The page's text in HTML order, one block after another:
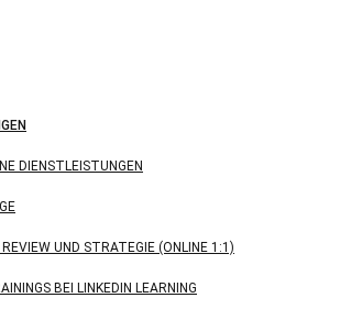
DIENSTLEISTUNGEN
REVIEW UND STRATEGIE (ONLINE 1:1)
BEI LINKEDIN LEARNING